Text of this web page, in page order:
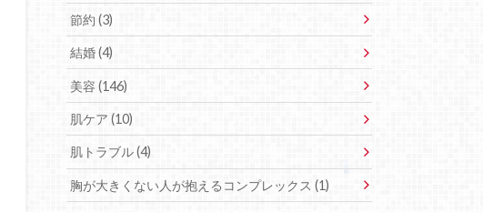
節約 (3)
結婚 (4)
美容 (146)
肌ケア (10)
肌トラブル (4)
胸が大きくない人が抱えるコンプレックス (1)